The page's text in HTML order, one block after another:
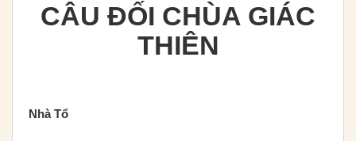
CÂU ĐỐI CHÙA GIÁC
THIÊN
Nhà Tổ